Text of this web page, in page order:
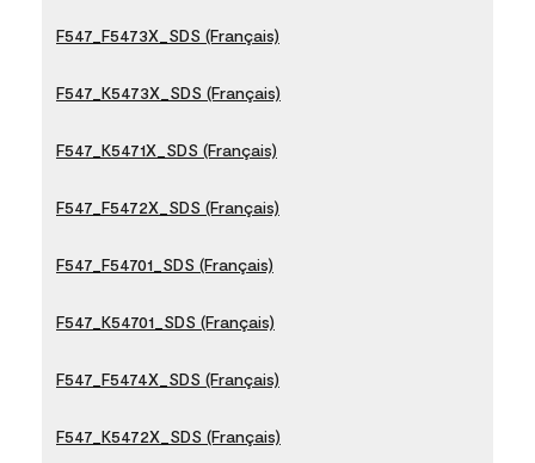
F547_F5473X_SDS (Français)
F547_K5473X_SDS (Français)
F547_K5471X_SDS (Français)
F547_F5472X_SDS (Français)
F547_F54701_SDS (Français)
F547_K54701_SDS (Français)
F547_F5474X_SDS (Français)
F547_K5472X_SDS (Français)